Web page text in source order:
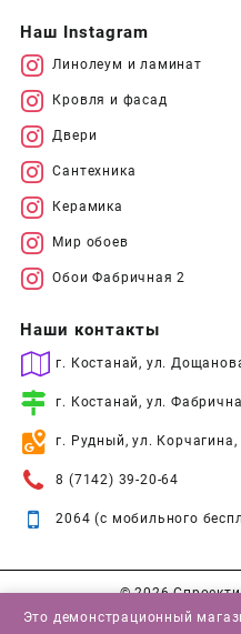
Наш Instagram
Линолеум и ламинат
Кровля и фасад
Двери
Сантехника
Керамика
Мир обоев
Обои Фабричная 2
Наши контакты
г. Костанай, ул.
г. Костанай, ул.
г. Рудный, ул. Корчагина,
8 (7142) 39-20-64
2064 (с мобильного
© 2026
Это демонстрационный